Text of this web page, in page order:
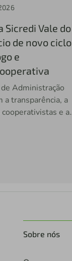
Sicredi Vale do
de novo ciclo
e
Administração
a transparência, a
e a
Sobre nós